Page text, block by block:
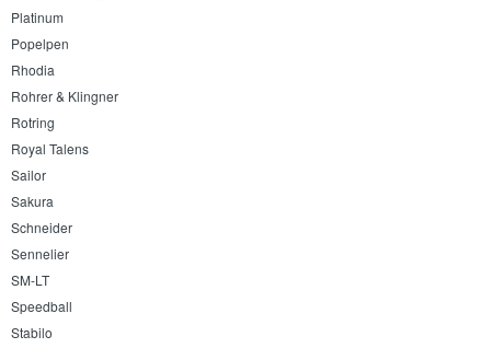
Platinum
Popelpen
Rhodia
Rohrer & Klingner
Rotring
Royal Talens
Sailor
Sakura
Schneider
Sennelier
SM-LT
Speedball
Stabilo